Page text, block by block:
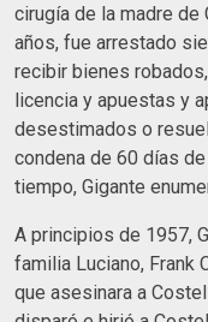
cirugía de la madre
años, fue arrestado
recibir bienes
licencia y apuestas y
desestimados o
condena de 60 días
tiempo, Gigante
A principios de 1957,
familia Luciano, Frank
que asesinara a